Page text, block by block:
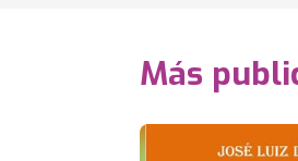
Más